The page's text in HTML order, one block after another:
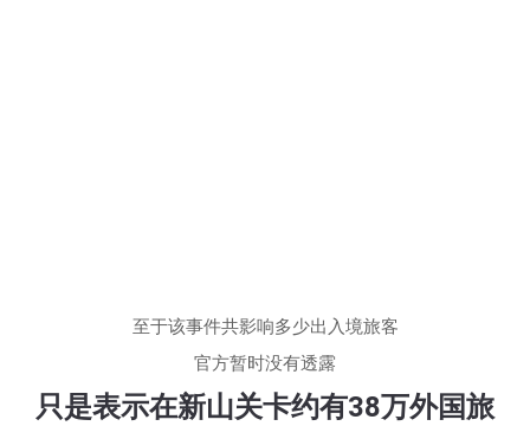
至于该事件共影响多少出入境旅客
官方暂时没有透露
只是表示在新山关卡约有38万外国旅